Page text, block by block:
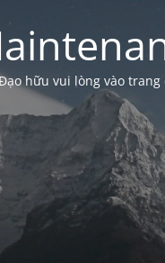
hữu vui lòng vào trang